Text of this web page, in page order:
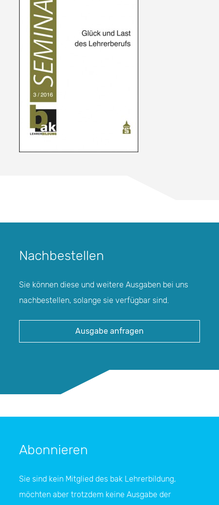
Nachbestellen
Sie können diese und weitere Ausgaben bei uns
nachbestellen, solange sie verfügbar sind.
Ausgabe anfragen
Abonnieren
Sie sind kein Mitglied des bak Lehrerbildung,
möchten aber trotzdem keine Ausgabe der